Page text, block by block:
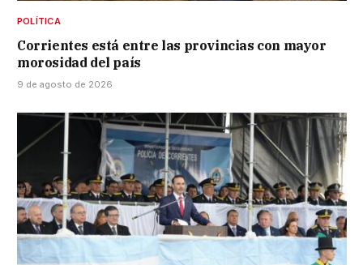
POLÍTICA
Corrientes está entre las provincias con mayor
morosidad del país
9 de agosto de 2026